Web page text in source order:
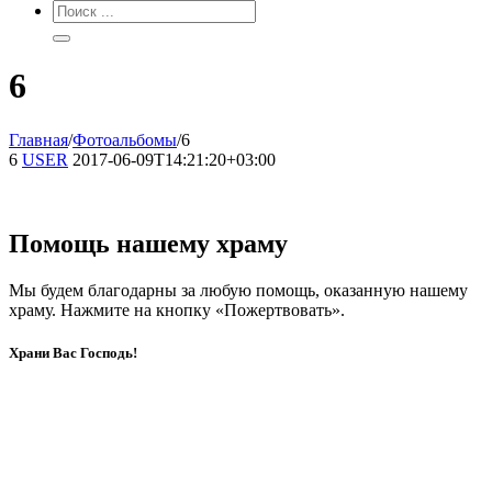
6
Главная/Фотоальбомы/6
6 USER 2017-06-09T14:21:20+03:00
Помощь нашему храму
Мы будем благодарны за любую помощь, оказанную нашему
храму. Нажмите на кнопку «Пожертвовать».
Храни Вас Господь!